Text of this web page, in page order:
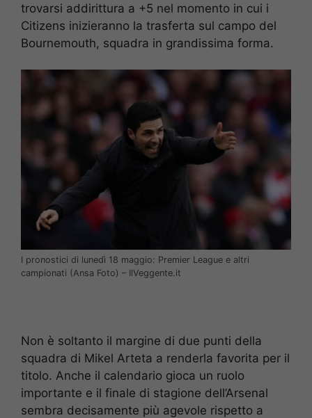
trovarsi addirittura a +5 nel momento in cui i
Citizens inizieranno la trasferta sul campo del
Bournemouth, squadra in grandissima forma.
I pronostici di lunedì 18 maggio: Premier League e altri
campionati (Ansa Foto) – IlVeggente.it
Non è soltanto il margine di due punti della
squadra di Mikel Arteta a renderla favorita per il
titolo. Anche il calendario gioca un ruolo
importante e il finale di stagione dell’Arsenal
sembra decisamente più agevole rispetto a